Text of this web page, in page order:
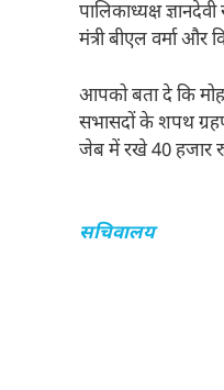
पालिकाध्यक्ष
मंत्री बीएल वर्मा और
आपको बता दे कि
सभासदों के शपथ
जेब में रखे 40 हजार
सचिवालय